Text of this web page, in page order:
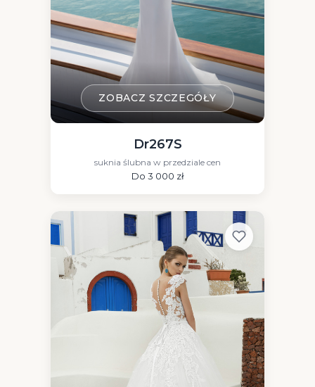
ZOBACZ SZCZEGÓŁY
Dr267S
suknia ślubna w przedziale cen
Do 3 000 zł